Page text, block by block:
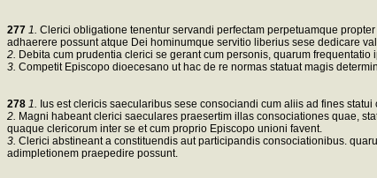
277 1. Clerici obligatione tenentur servandi perfectam perpetuamque
adhaerere possunt atque Dei hominumque servitio liberius sese dedicare
2. Debita cum prudentia clerici se gerant cum personis, quarum
3. Competit Episcopo dioecesano ut hac de re normas statuat magis
278 1. Ius est clericis saecularibus sese consociandi cum aliis ad fines
2. Magni habeant clerici saeculares praesertim illas consociationes quae,
quaque clericorum inter se et cum proprio Episcopo unioni favent.
3. Clerici abstineant a constituendis aut participandis consociationibus.
adimpletionem praepedire possunt.